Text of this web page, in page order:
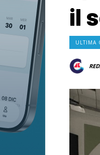
il
ULTIMA